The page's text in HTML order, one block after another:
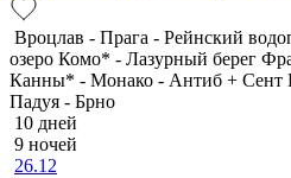
Вроцлав - Прага - Рейнский
озеро Комо* - Лазурный берег
Канны* - Монако - Антиб + Сент
Падуя - Брно
10 дней
9 ночей
26.12